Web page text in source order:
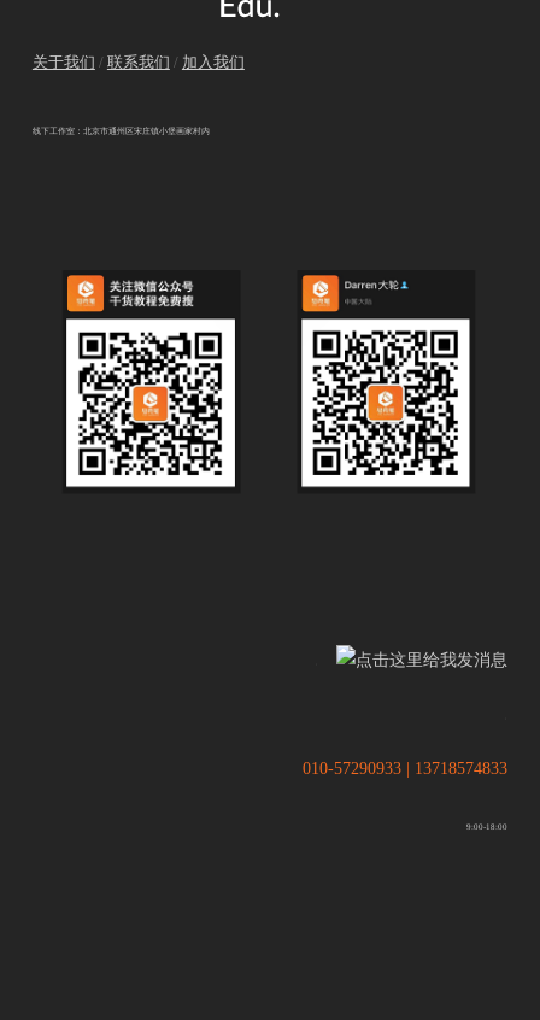
关于我们 / 联系我们 / 加入我们
线下工作室：北京市通州区宋庄镇小堡画家村内
010-57290933 | 13718574833
9:00-18:00